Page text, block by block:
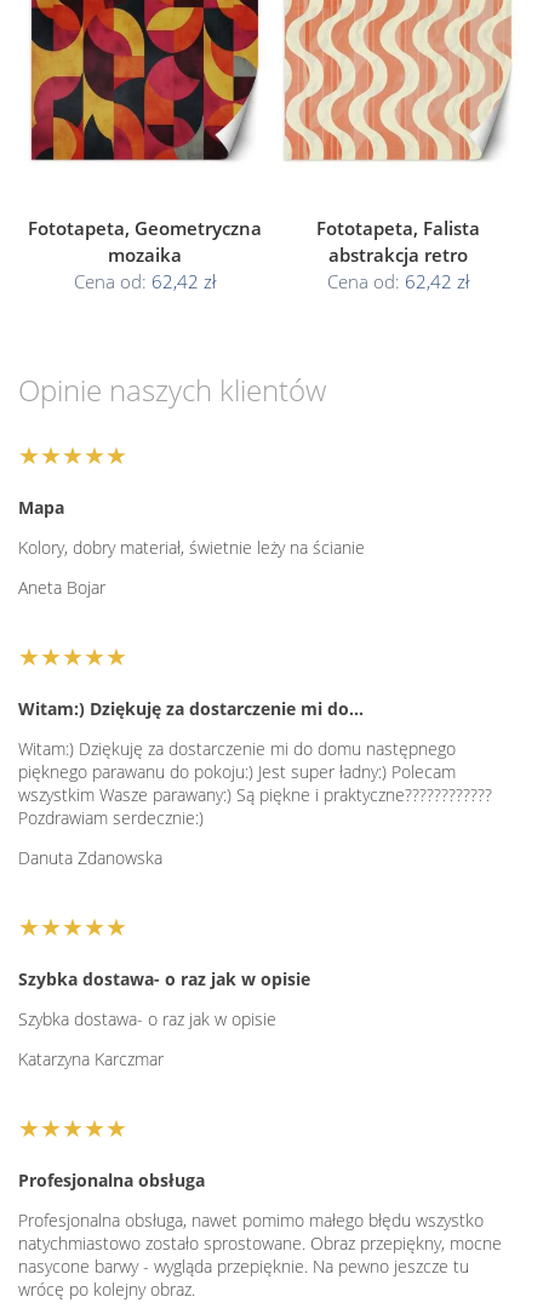
Fototapeta, Geometryczna
mozaika
Cena od: 62,42 zł
Fototapeta, Falista
abstrakcja retro
Cena od: 62,42 zł
Opinie naszych klientów
★★★★★
Mapa
Kolory, dobry materiał, świetnie leży na ścianie
Aneta Bojar
★★★★★
Witam:) Dziękuję za dostarczenie mi do…
Witam:) Dziękuję za dostarczenie mi do domu następnego
pięknego parawanu do pokoju:) Jest super ładny:) Polecam
wszystkim Wasze parawany:) Są piękne i praktyczne????????????
Pozdrawiam serdecznie:)
Danuta Zdanowska
★★★★★
Szybka dostawa- o raz jak w opisie
Szybka dostawa- o raz jak w opisie
Katarzyna Karczmar
★★★★★
Profesjonalna obsługa
Profesjonalna obsługa, nawet pomimo małego błędu wszystko
natychmiastowo zostało sprostowane. Obraz przepiękny, mocne
nasycone barwy - wygląda przepięknie. Na pewno jeszcze tu
wrócę po kolejny obraz.